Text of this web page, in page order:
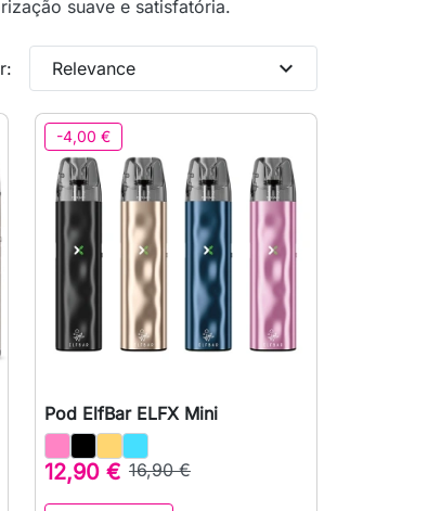
suave e satisfatória.
Relevance expand_more
-4,00 €
 Vista rápida
Pod ElfBar ELFX Mini
12,90 € 16,90 €